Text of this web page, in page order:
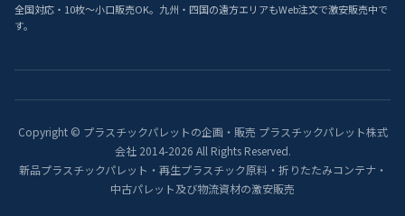
全国対応・10枚〜小口販売OK。九州・四国の遠方エリアもWeb注文で激安販売中で
す。
Copyright © プラスチックパレットの企画・販売 プラスチックパレット株式
会社 2014-2026 All Rights Reserved.
新品プラスチックパレット・再生プラスチック原料・折りたたみコンテナ・
中古パレット及び物流資材の激安販売